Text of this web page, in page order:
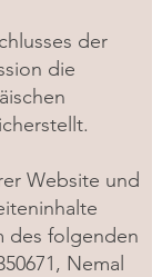
der
die
Website und
des folgenden
, Nemal